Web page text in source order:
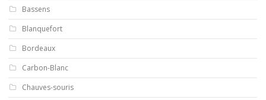
Bassens
Blanquefort
Bordeaux
Carbon-Blanc
Chauves-souris